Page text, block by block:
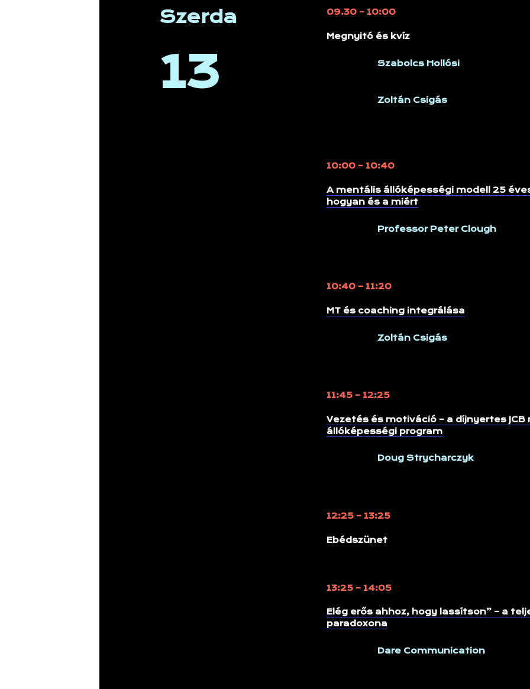
Szerda
13
09.30 – 10:00
Megnyitó és kvíz
Szabolcs Hollósi
Zoltán Csigás
10:00 – 10:40
A mentális állóképességi modell 25
hogyan és a miért
Professor Peter Clough
10:40 – 11:20
MT és coaching integrálása
Zoltán Csigás
11:45 – 12:25
Vezetés és motiváció – a díjnyertes
állóképességi program
Doug Strycharczyk
12:25 – 13:25
Ebédszünet
13:25 – 14:05
Elég erős ahhoz, hogy lassítson” – a
paradoxona
Dare Communication